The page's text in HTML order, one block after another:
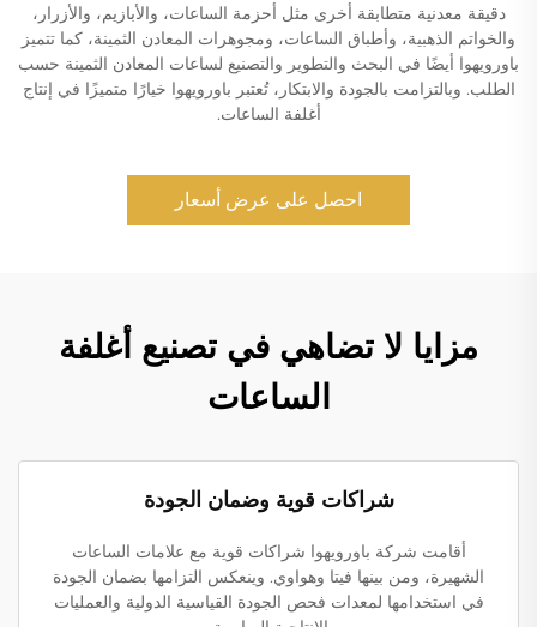
دقيقة معدنية متطابقة أخرى مثل أحزمة الساعات، والأبازيم، والأزرار،
والخواتم الذهبية، وأطباق الساعات، ومجوهرات المعادن الثمينة، كما تتميز
باورويهوا أيضًا في البحث والتطوير والتصنيع لساعات المعادن الثمينة حسب
الطلب. وبالتزامت بالجودة والابتكار، تُعتبر باورويهوا خيارًا متميزًا في إنتاج
أغلفة الساعات.
احصل على عرض أسعار
مزايا لا تضاهي في تصنيع أغلفة
الساعات
شراكات قوية وضمان الجودة
أقامت شركة باورويهوا شراكات قوية مع علامات الساعات
الشهيرة، ومن بينها فيتا وهواوي. وينعكس التزامها بضمان الجودة
في استخدامها لمعدات فحص الجودة القياسية الدولية والعمليات